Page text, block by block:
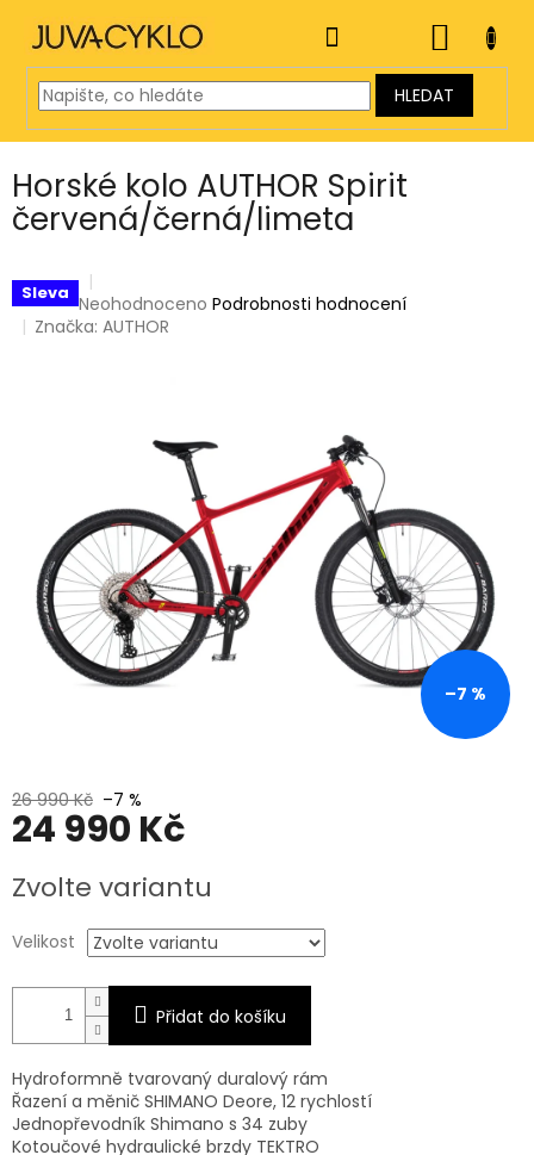
obsah
HLEDAT
KOŠÍK
Horské kolo AUTHOR Spirit
červená/černá/limeta
Sleva Průměrné
hodnocení
Neohodnoceno Podrobnosti hodnocení
Značka:AUTHOR
–7 %
26 990 Kč –7 %
24 990 Kč
cena:
Zvolte variantu
Velikost
Přidat do košíku
Hydroformně tvarovaný duralový rám
Řazení a měnič SHIMANO Deore, 12 rychlostí
Jednopřevodník Shimano s 34 zuby
Kotoučové hydraulické brzdy TEKTRO